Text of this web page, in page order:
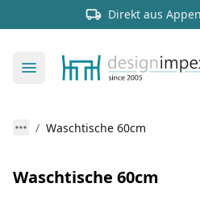
Direkt aus
Waschtische 60cm
Waschtische 60cm